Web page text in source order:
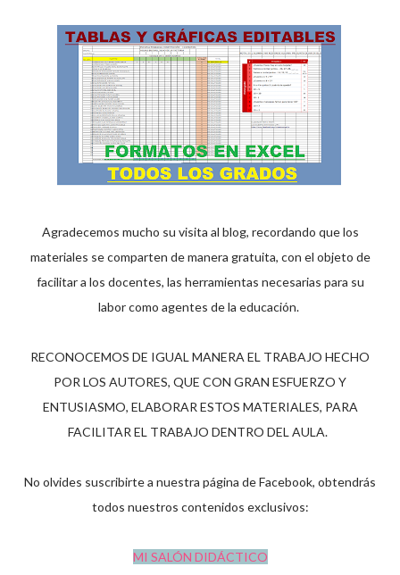
Agradecemos mucho su visita al blog, recordando que los
materiales se comparten de manera gratuita, con el objeto de
facilitar a los docentes, las herramientas necesarias para su
labor como agentes de la educación.
RECONOCEMOS DE IGUAL MANERA EL TRABAJO HECHO
POR LOS AUTORES, QUE CON GRAN ESFUERZO Y
ENTUSIASMO, ELABORAR ESTOS MATERIALES, PARA
FACILITAR EL TRABAJO DENTRO DEL AULA.
No olvides suscribirte a nuestra página de Facebook, obtendrás
todos nuestros contenidos exclusivos:
MI SALÓN DIDÁCTICO